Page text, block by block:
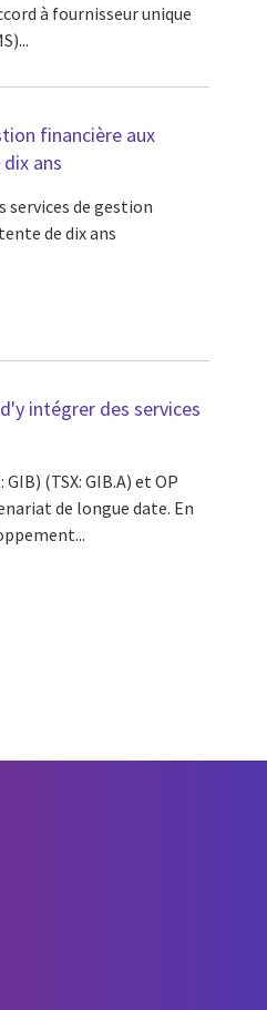
à fournisseur unique
financière aux
ans
services de gestion
de dix ans
intégrer des services
(TSX: GIB.A) et OP
de longue date. En